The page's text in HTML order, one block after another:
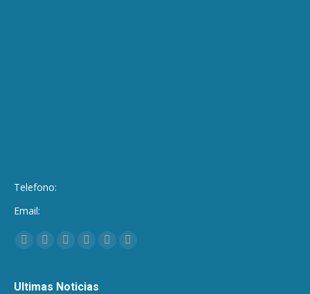
Telefono:
Email:
Encuéntranos en:
Facebook
TwitterGoogle+LinkedinPinterestInstagram
Ultimas Noticias